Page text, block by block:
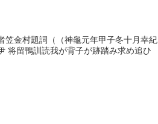
金村題詞（（神龜元年甲子冬十月幸紀
将留鴨訓読我が背子が跡踏み求め追ひ